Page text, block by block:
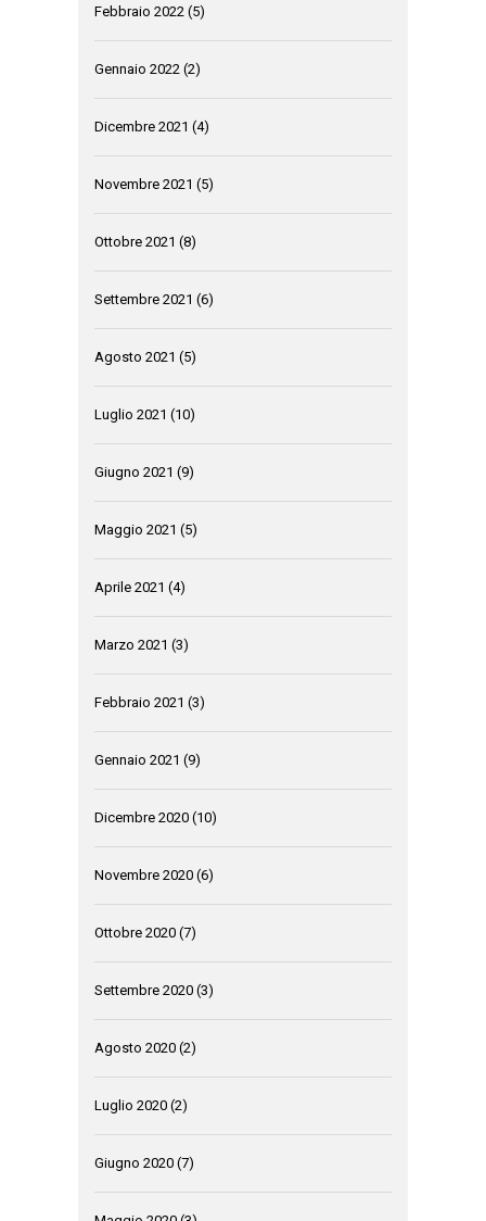
Febbraio 2022 (5)
Gennaio 2022 (2)
Dicembre 2021 (4)
Novembre 2021 (5)
Ottobre 2021 (8)
Settembre 2021 (6)
Agosto 2021 (5)
Luglio 2021 (10)
Giugno 2021 (9)
Maggio 2021 (5)
Aprile 2021 (4)
Marzo 2021 (3)
Febbraio 2021 (3)
Gennaio 2021 (9)
Dicembre 2020 (10)
Novembre 2020 (6)
Ottobre 2020 (7)
Settembre 2020 (3)
Agosto 2020 (2)
Luglio 2020 (2)
Giugno 2020 (7)